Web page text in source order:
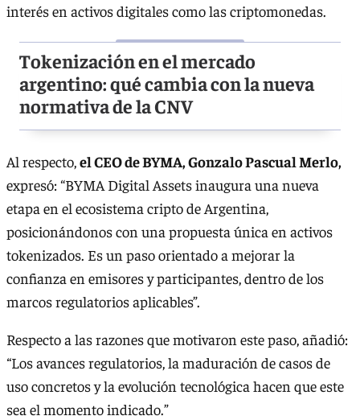
interés en activos digitales como las criptomonedas.
Tokenización en el mercado
argentino: qué cambia con la nueva
normativa de la CNV
Al respecto,el CEO de BYMA, Gonzalo Pascual Merlo,
expresó: “BYMA Digital Assets inaugura una nueva
etapa en el ecosistema cripto de Argentina,
posicionándonos con una propuesta única en activos
tokenizados. Es un paso orientado a mejorar la
confianza en emisores y participantes, dentro de los
marcos regulatorios aplicables”.
Respecto a las razones que motivaron este paso, añadió:
“Los avances regulatorios, la maduración de casos de
uso concretos y la evolución tecnológica hacen que este
sea el momento indicado.”